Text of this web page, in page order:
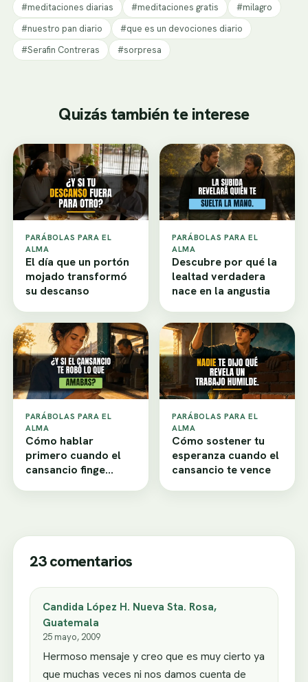
#meditaciones diarias
#meditaciones gratis
#milagro
#nuestro pan diario
#que es un devociones diario
#Serafin Contreras
#sorpresa
Quizás también te interese
PARÁBOLAS PARA EL
ALMA
El día que un portón
mojado transformó
su descanso
PARÁBOLAS PARA EL
ALMA
Descubre por qué la
lealtad verdadera
nace en la angustia
PARÁBOLAS PARA EL
ALMA
Cómo hablar
primero cuando el
cansancio finge
PARÁBOLAS PARA EL
ALMA
Cómo sostener tu
esperanza cuando el
cansancio te vence
23 comentarios
Candida López H. Nueva Sta. Rosa,
Guatemala
25 mayo, 2009
Hermoso mensaje y creo que es muy cierto ya
que muchas veces ni nos damos cuenta de